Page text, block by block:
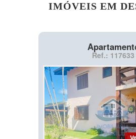
IMÓVEIS EM
Ref.: 117633